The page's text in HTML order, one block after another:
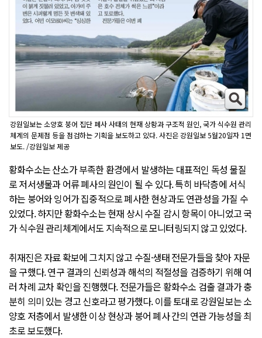
강원일보는 소양호 붕어 집단 폐사 사태의 현재 상황과 구조적 원인, 국가 식수원 관리
체계의 문제점 등을 점검하는 기획을 보도하고 있다. 사진은 강원일보 5월20일자 1면
보도. /강원일보 제공
황화수소는 산소가 부족한 환경에서 발생하는 대표적인 독성 물질
로 저서생물과 어류 폐사의 원인이 될 수 있다. 특히 바닥층에 서식
하는 붕어와 잉어가 집중적으로 폐사한 현상과도 연관성을 가질 수
있었다. 하지만 황화수소는 현재 상시 수질 감시 항목이 아니었고 국
가 식수원 관리체계에서도 지속적으로 모니터링되지 않고 있었다.
취재진은 자료 확보에 그치지 않고 수질·생태 전문가들을 찾아 자문
을 구했다. 연구 결과의 신뢰성과 해석의 적절성을 검증하기 위해 여
러 차례 교차 확인을 진행했다. 전문가들은 황화수소 검출 결과가 충
분히 의미 있는 경고 신호라고 평가했다. 이를 토대로 강원일보는 소
양호 저층에서 발생한 이상 현상과 붕어 폐사 간의 연관 가능성을 최
초로 보도했다.